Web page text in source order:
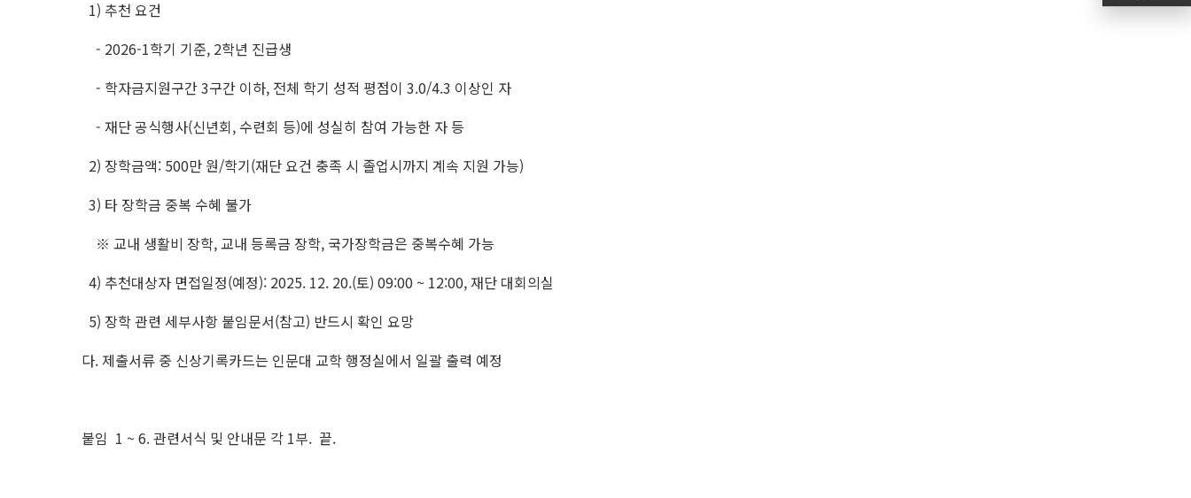
1) 추천 요건
- 2026-1학기 기준, 2학년 진급생
- 학자금지원구간 3구간 이하, 전체 학기 성적 평점이 3.0/4.3 이상인 자
- 재단 공식행사(신년회, 수련회 등)에 성실히 참여 가능한 자 등
2) 장학금액: 500만 원/학기(재단 요건 충족 시 졸업시까지 계속 지원 가능)
3) 타 장학금 중복 수혜 불가
※ 교내 생활비 장학, 교내 등록금 장학, 국가장학금은 중복수혜 가능
4) 추천대상자 면접일정(예정): 2025. 12. 20.(토) 09:00 ~ 12:00, 재단 대회의실
5) 장학 관련 세부사항 붙임문서(참고) 반드시 확인 요망
다. 제출서류 중 신상기록카드는 인문대 교학 행정실에서 일괄 출력 예정
붙임 1 ~ 6. 관련서식 및 안내문 각 1부. 끝.